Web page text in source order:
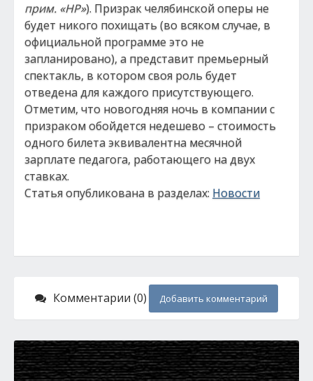
прим. «НР»). Призрак челябинской оперы не
будет никого похищать (во всяком случае, в
официальной программе это не
запланировано), а представит премьерный
спектакль, в котором своя роль будет
отведена для каждого присутствующего.
Отметим, что новогодняя ночь в компании с
призраком обойдется недешево – стоимость
одного билета эквивалентна месячной
зарплате педагога, работающего на двух
ставках.
Статья опубликована в разделах: Новости
Комментарии (0) Добавить комментарий